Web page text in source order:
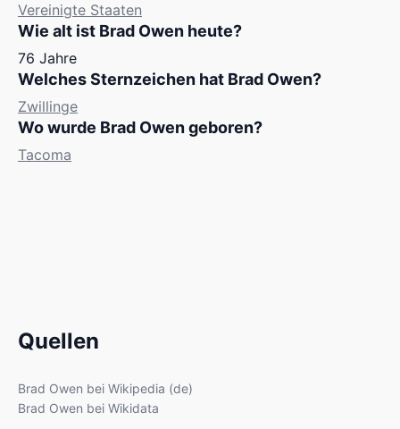
Vereinigte Staaten
Wie alt ist Brad Owen heute?
76 Jahre
Welches Sternzeichen hat Brad Owen?
Zwillinge
Wo wurde Brad Owen geboren?
Tacoma
Quellen
Brad Owen bei Wikipedia (de)
Brad Owen bei Wikidata